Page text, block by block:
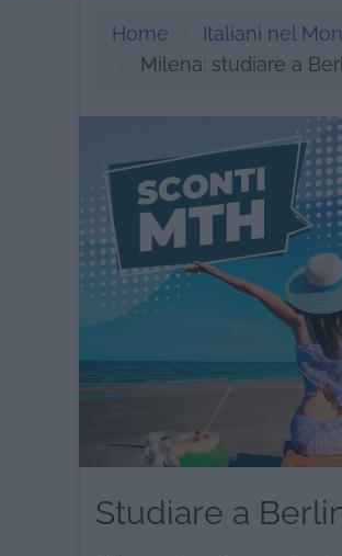
Home Italiani nel
Milena: studiare a
Studiare a